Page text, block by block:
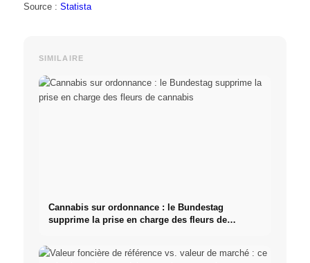
Source : Statista
SIMILAIRE
Cannabis sur ordonnance : le Bundestag
supprime la prise en charge des fleurs de